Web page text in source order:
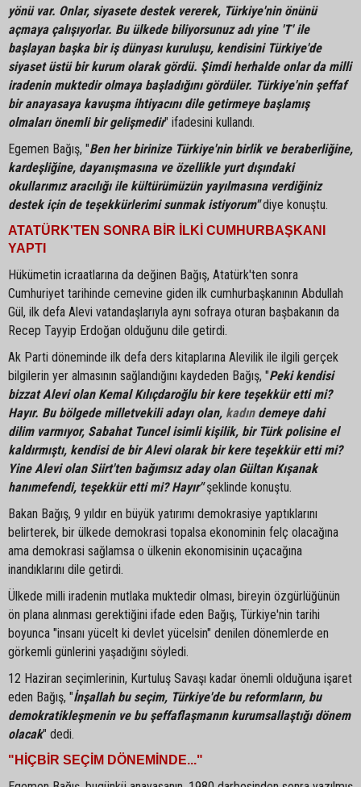
yönü var. Onlar, siyasete destek vererek, Türkiye'nin önünü
açmaya çalışıyorlar. Bu ülkede biliyorsunuz adı yine 'T' ile
başlayan başka bir iş dünyası kuruluşu, kendisini Türkiye'de
siyaset üstü bir kurum olarak gördü. Şimdi herhalde onlar da milli
iradenin muktedir olmaya başladığını gördüler. Türkiye'nin şeffaf
bir anayasaya kavuşma ihtiyacını dile getirmeye başlamış
olmaları önemli bir gelişmedir" ifadesini kullandı.
Egemen Bağış, "Ben her birinize Türkiye'nin birlik ve beraberliğine,
kardeşliğine, dayanışmasına ve özellikle yurt dışındaki
okullarımız aracılığı ile kültürümüzün yayılmasına verdiğiniz
destek için de teşekkürlerimi sunmak istiyorum"diye konuştu.
ATATÜRK'TEN SONRA BİR İLKİ CUMHURBAŞKANI
YAPTI
Hükümetin icraatlarına da değinen Bağış, Atatürk'ten sonra
Cumhuriyet tarihinde cemevine giden ilk cumhurbaşkanının Abdullah
Gül, ilk defa Alevi vatandaşlarıyla aynı sofraya oturan başbakanın da
Recep Tayyip Erdoğan olduğunu dile getirdi.
Ak Parti döneminde ilk defa ders kitaplarına Alevilik ile ilgili gerçek
bilgilerin yer almasının sağlandığını kaydeden Bağış, "Peki kendisi
bizzat Alevi olan Kemal Kılıçdaroğlu bir kere teşekkür etti mi?
Hayır. Bu bölgede milletvekili adayı olan, kadındemeye dahi
dilim varmıyor, Sabahat Tuncel isimli kişilik, bir Türk polisine el
kaldırmıştı, kendisi de bir Alevi olarak bir kere teşekkür etti mi?
Yine Alevi olan Siirt'ten bağımsız aday olan Gültan Kışanak
hanımefendi, teşekkür etti mi? Hayır"şeklinde konuştu.
Bakan Bağış, 9 yıldır en büyük yatırımı demokrasiye yaptıklarını
belirterek, bir ülkede demokrasi topalsa ekonominin felç olacağına
ama demokrasi sağlamsa o ülkenin ekonomisinin uçacağına
inandıklarını dile getirdi.
Ülkede milli iradenin mutlaka muktedir olması, bireyin özgürlüğünün
ön plana alınması gerektiğini ifade eden Bağış, Türkiye'nin tarihi
boyunca "insanı yücelt ki devlet yücelsin" denilen dönemlerde en
görkemli günlerini yaşadığını söyledi.
12 Haziran seçimlerinin, Kurtuluş Savaşı kadar önemli olduğuna işaret
eden Bağış, "İnşallah bu seçim, Türkiye'de bu reformların, bu
demokratikleşmenin ve bu şeffaflaşmanın kurumsallaştığı dönem
olacak" dedi.
"HİÇBİR SEÇİM DÖNEMİNDE..."